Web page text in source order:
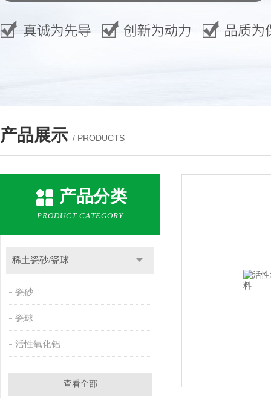
产品展示 / PRODUCTS
产品分类
PRODUCT CATEGORY
稀土瓷砂/瓷球
瓷砂
瓷球
活性氧化铝
查看全部